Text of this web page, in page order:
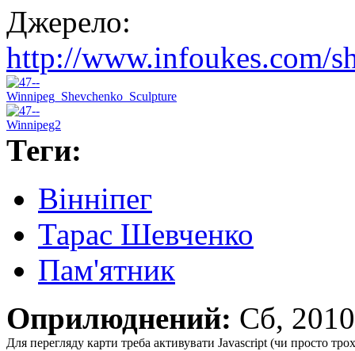
Джерело:
http://www.infoukes.com/
Теги:
Вінніпег
Тарас Шевченко
Пам'ятник
Оприлюднений: Сб,
Для перегляду карти треба активувати Javascript (чи просто